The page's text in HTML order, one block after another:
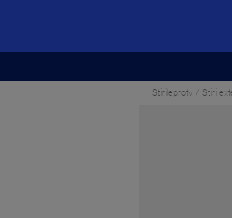
Stirileprotv Stiri